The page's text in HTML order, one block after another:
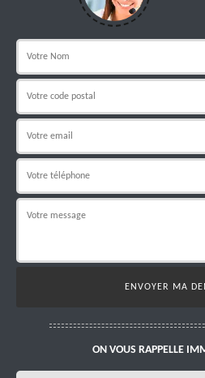
ON VOUS RAPPELLE